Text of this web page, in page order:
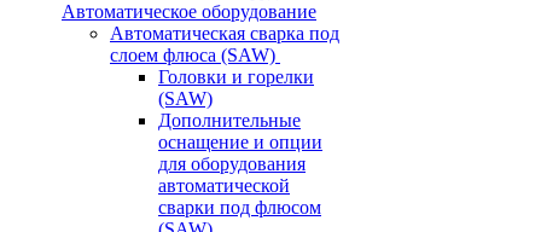
Автоматическое оборудование
Автоматическая сварка под
слоем флюса (SAW)
Головки и горелки
(SAW)
Дополнительные
оснащение и опции
для оборудования
автоматической
сварки под флюсом